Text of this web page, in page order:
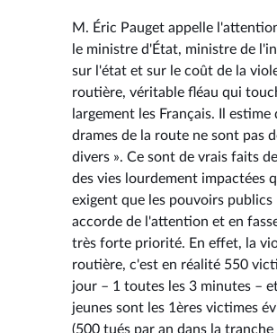
M. Éric Pauget appelle
le ministre d'État, ministre de
sur l'état et sur le coût de la
routière, véritable fléau qui
largement les Français. Il estime
drames de la route ne sont pas
divers ». Ce sont de vrais faits
des vies lourdement impactées
exigent que les pouvoirs publics
accorde de l'attention et en
très forte priorité. En effet, la
routière, c'est en réalité 550
jour – 1 toutes les 3 minutes –
jeunes sont les 1ères victimes
(500 tués par an dans la